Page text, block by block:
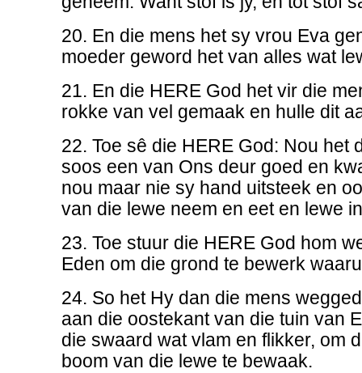
20. En die mens het sy vrou Eva
moeder geword het van alles wat
21. En die HERE God het vir die
rokke van vel gemaak en hulle dit
22. Toe sê die HERE God: Nou het
soos een van Ons deur goed en
nou maar nie sy hand uitsteek en
van die lewe neem en eet en lewe
23. Toe stuur die HERE God hom
Eden om die grond te bewerk
24. So het Hy dan die mens
aan die oostekant van die tuin van
die swaard wat vlam en flikker, om
boom van die lewe te bewaak.